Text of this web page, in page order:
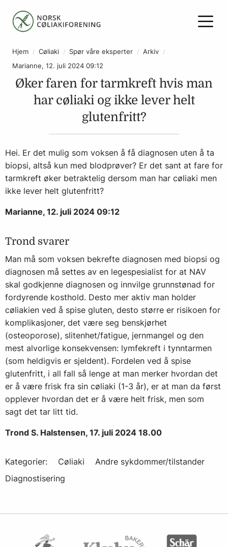
Hjem Cøliaki Spør våre eksperter
Arkiv
Marianne, 12. juli 2024 09:12
Øker faren for tarmkreft hvis man
har cøliaki og ikke lever helt
glutenfritt?
Hei. Er det mulig som voksen å få diagnosen uten å ta
biopsi, altså kun med blodprøver? Er det sant at fare for
tarmkreft øker betraktelig dersom man har cøliaki men
ikke lever helt glutenfritt?
Marianne, 12. juli 2024 09:12
Trond svarer
Man må som voksen bekrefte diagnosen med biopsi og
diagnosen må settes av en legespesialist for at NAV
skal godkjenne diagnosen og innvilge grunnstønad for
fordyrende kosthold. Desto mer aktiv man holder
cøliakien ved å spise gluten, desto større er risikoen for
komplikasjoner, det være seg benskjørhet
(osteoporose), slitenhet/fatigue, jernmangel og den
mest alvorlige konsekvensen: lymfekreft i tynntarmen
(som heldigvis er sjeldent). Fordelen ved å spise
glutenfritt, i all fall så lenge at man merker hvordan det
er å være frisk fra sin cøliaki (1-3 år), er at man da først
opplever hvordan det er å være helt frisk, men som
sagt det tar litt tid.
Trond S. Halstensen, 17. juli 2024 18.00
Kategorier: Cøliaki
Andre sykdommer/tilstander
Diagnostisering